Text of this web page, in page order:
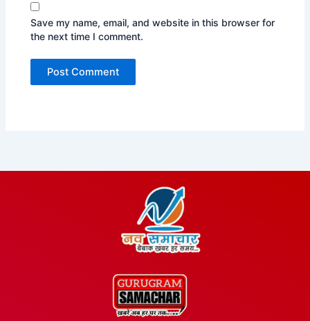
Save my name, email, and website in this browser for
the next time I comment.